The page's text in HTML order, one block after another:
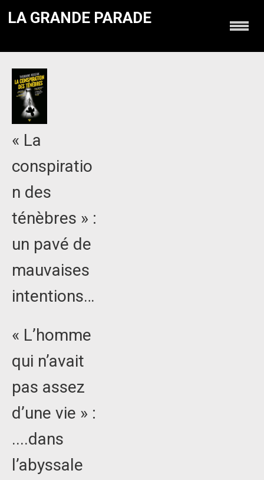
LA GRANDE PARADE
« La
conspiratio
n des
ténèbres » :
un pavé de
mauvaises
intentions…
« L’homme
qui n’avait
pas assez
d’une vie » :
....dans
l’abyssale